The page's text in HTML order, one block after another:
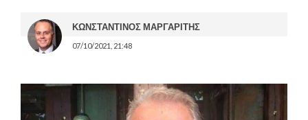
ΚΩΝΣΤΑΝΤΙΝΟΣ ΜΑΡΓΑΡΙΤΗΣ
07/10/2021, 21:48